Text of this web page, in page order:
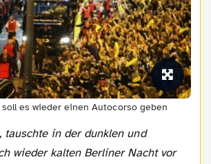
es wieder einen Autocorso geben
tauschte in der dunklen und
wieder kalten Berliner Nacht vor